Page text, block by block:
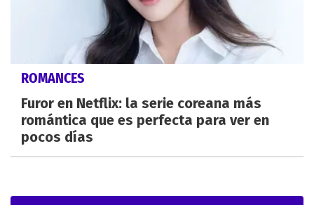
ROMANCES
Furor en Netflix: la serie coreana más
romántica que es perfecta para ver en
pocos días